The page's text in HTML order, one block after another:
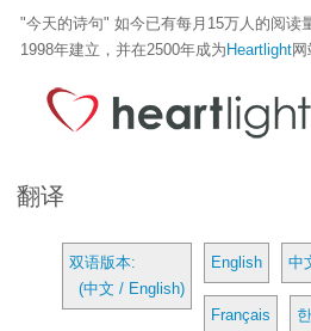
"今天的诗句" 如今已有每月15万人的阅读
1998年建立，并在2500年成为 Heartlight
翻译
双语版本:
(中文 / English)
English 中
Français